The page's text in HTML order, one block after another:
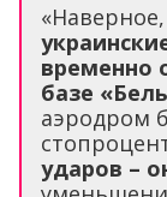
временно
базе
аэродром
ударов –